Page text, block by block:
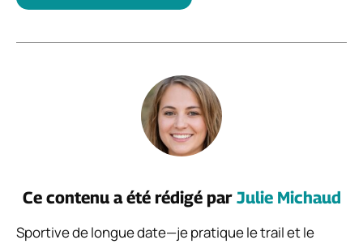
Ce contenu a été rédigé par Julie Michaud
Sportive de longue date—je pratique le trail et le